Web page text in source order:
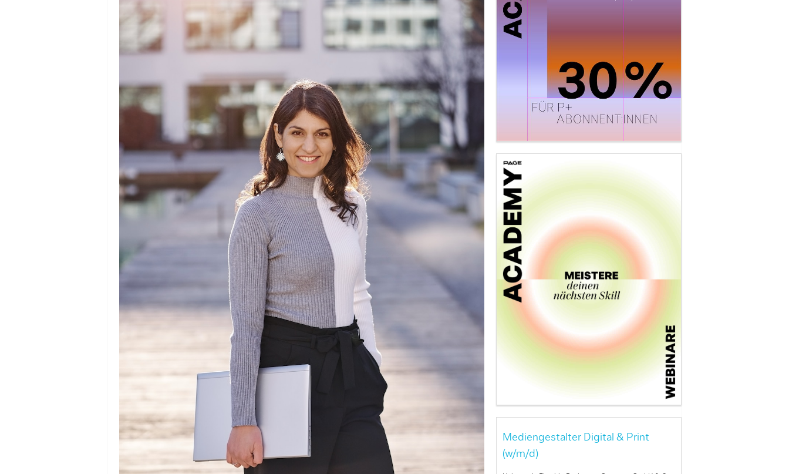
Mediengestalter Digital & Print
(w/m/d)